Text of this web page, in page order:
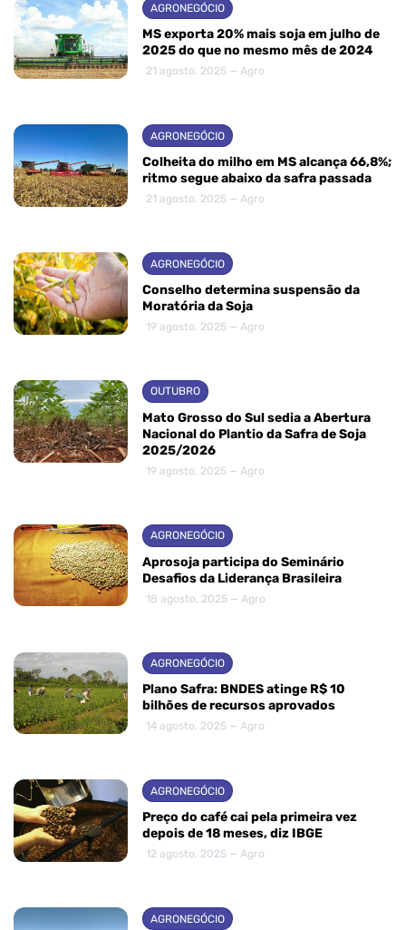
AGRONEGÓCIO
MS exporta 20% mais soja em julho de
2025 do que no mesmo mês de 2024
21 agosto, 2025 — Agro
AGRONEGÓCIO
Colheita do milho em MS alcança 66,8%;
ritmo segue abaixo da safra passada
21 agosto, 2025 — Agro
AGRONEGÓCIO
Conselho determina suspensão da
Moratória da Soja
19 agosto, 2025 — Agro
OUTUBRO
Mato Grosso do Sul sedia a Abertura
Nacional do Plantio da Safra de Soja
2025/2026
19 agosto, 2025 — Agro
AGRONEGÓCIO
Aprosoja participa do Seminário
Desafios da Liderança Brasileira
18 agosto, 2025 — Agro
AGRONEGÓCIO
Plano Safra: BNDES atinge R$ 10
bilhões de recursos aprovados
14 agosto, 2025 — Agro
AGRONEGÓCIO
Preço do café cai pela primeira vez
depois de 18 meses, diz IBGE
12 agosto, 2025 — Agro
AGRONEGÓCIO